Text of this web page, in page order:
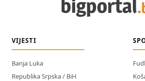
VIJESTI
Banja Luka
Republika Srpska / BiH